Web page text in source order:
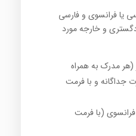
یا فرانسوی و فارسی
و خارجه مورد
(هر مدرک به همراه
جداگانه و با فرمت
(با فرمت